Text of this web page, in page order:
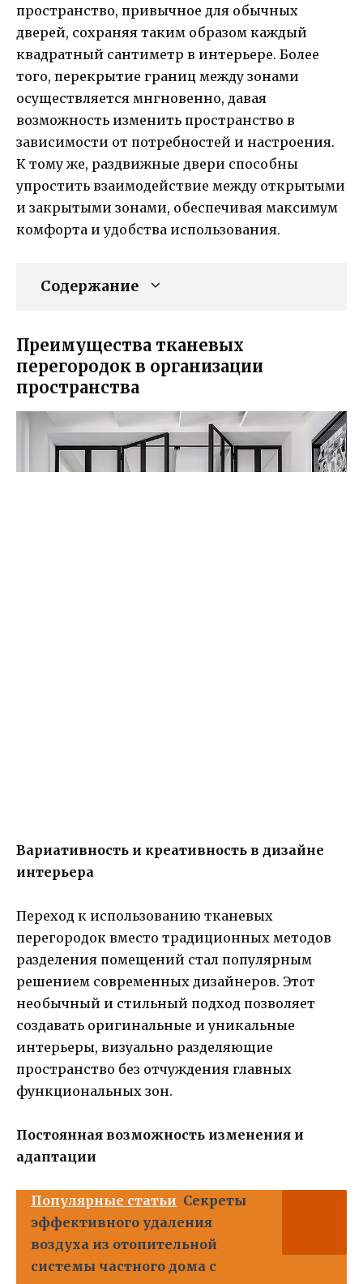
пространство, привычное для обычных
дверей, сохраняя таким образом каждый
квадратный сантиметр в интерьере. Более
того, перекрытие границ между зонами
осуществляется мнгновенно, давая
возможность изменить пространство в
зависимости от потребностей и настроения.
К тому же, раздвижные двери способны
упростить взаимодействие между открытыми
и закрытыми зонами, обеспечивая максимум
комфорта и удобства использования.
Содержание
Преимущества тканевых
перегородок в организации
пространства
Вариативность и креативность в дизайне
интерьера
Переход к использованию тканевых
перегородок вместо традиционных методов
разделения помещений стал популярным
решением современных дизайнеров. Этот
необычный и стильный подход позволяет
создавать оригинальные и уникальные
интерьеры, визуально разделяющие
пространство без отчуждения главных
функциональных зон.
Постоянная возможность изменения и
адаптации
Популярные статьи Секреты
эффективного удаления
воздуха из отопительной
системы частного дома с